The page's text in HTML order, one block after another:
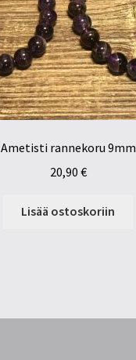
Ametisti rannekoru 9mm
20,90 €
Lisää ostoskoriin